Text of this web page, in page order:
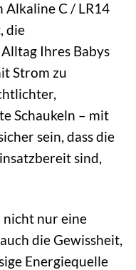
Alkaline C / LR14
die
Ihres Babys
Strom zu
Schaukeln – mit
sein, dass die
sind,
nicht nur eine
die Gewissheit,
Energiequelle